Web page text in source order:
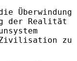
Überwindung
der Realität
zu